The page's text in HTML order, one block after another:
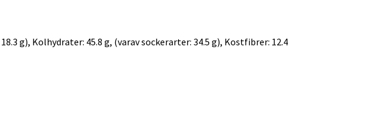
g), Kolhydrater: 45.8 g, (varav sockerarter: 34.5 g), Kostfibrer: 12.4